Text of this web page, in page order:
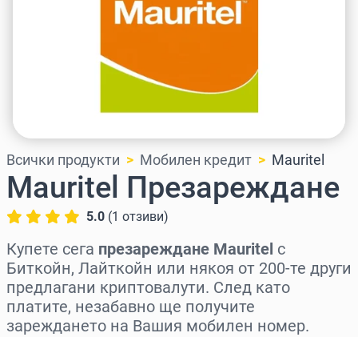
Всички продукти Мобилен кредит Mauritel
Mauritel Презареждане
5.0 (1 отзиви)
Купете сега презареждане Mauritel с
Биткойн, Лайткойн или някоя от 200-те други
предлагани криптовалути. След като
платите, незабавно ще получите
зареждането на Вашия мобилен номер.